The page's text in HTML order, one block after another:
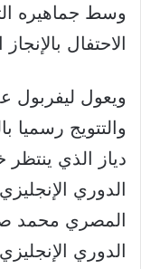
وسط جماهيره
الاحتفال
ويعول ليفربول
والتتويج رسميا
الدوري
المصري محمد